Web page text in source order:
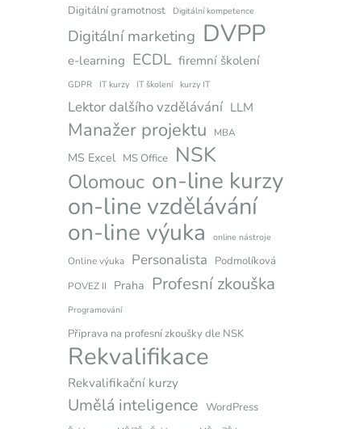
Digitální gramotnost Digitální kompetence
Digitální marketing DVPP
e-learning ECDL firemní školení
GDPR IT kurzy IT školení kurzy IT
Lektor dalšího vzdělávání LLM
Manažer projektu MBA
MS Excel MS Office NSK
Olomouc on-line kurzy
on-line vzdělávání
on-line výuka online nástroje
Online výuka Personalista Podmolíková
POVEZ II Praha Profesní zkouška
Programování
Připrava na profesní zkoušky dle NSK
Rekvalifikace
Rekvalifikační kurzy
Umělá inteligence WordPress